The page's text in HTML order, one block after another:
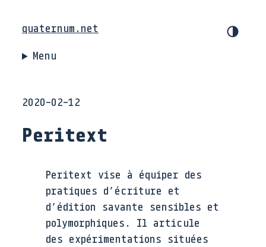
quaternum.net
Menu
2020-02-12
Peritext
Peritext vise à équiper des
pratiques d’écriture et
d’édition savante sensibles et
polymorphiques. Il articule
des expérimentations situées